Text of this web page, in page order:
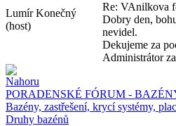
Lumír Konečný
(host)
Re: VAnilkova
Dobry den,
nevidel.
Dekujeme za
Administrátor
PORADENSKÉ FÓRUM -
Bazény, zastřešení, krycí systémy,
Druhy bazénů